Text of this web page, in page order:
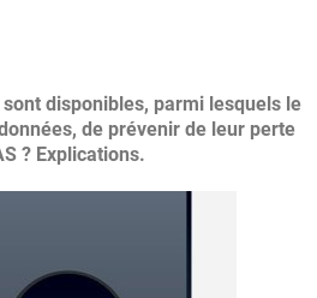
disponibles, parmi lesquels le
de prévenir de leur perte
? Explications.